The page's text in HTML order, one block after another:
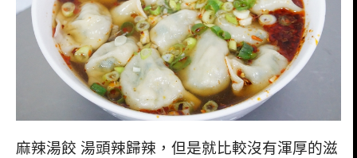
麻辣湯餃 湯頭辣歸辣，但是就比較沒有渾厚的滋